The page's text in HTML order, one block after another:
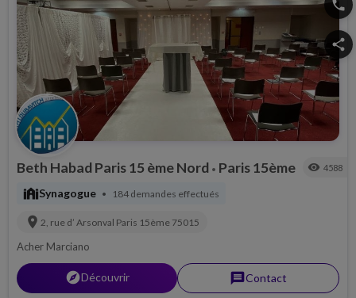
phone
share
Beth Habad Paris 15 ème Nord • Paris 15ème visibility 4588
synagogueSynagogue • 184 demandes effectués
location_on 2, rue d’ Arsonval Paris 15ème 75015
Acher Marciano
explorerDécouvrir messageContact